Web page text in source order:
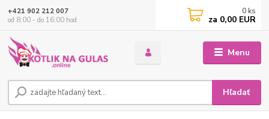
Menu
Hľadať
+421 902 212 007
od 8:00 - do 16:00 hod
0 ks
za 0,00 EUR